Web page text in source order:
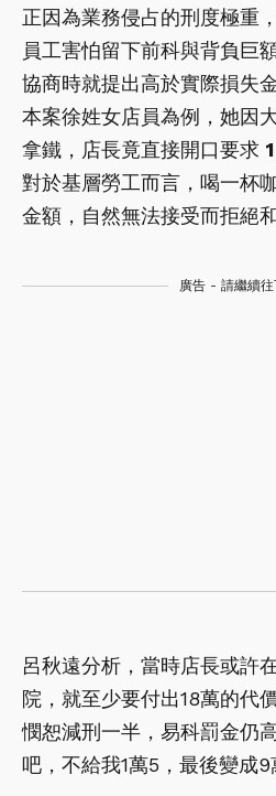
正因為業務侵占的刑度極重
員工害怕留下前科與背負巨
協商時就提出高於實際損失
本案徐姓女店員為例，她因
拿鐵，店長竟直接開口要求
對於基層勞工而言，喝一杯
金額，自然無法接受而拒絕和
廣告 - 請繼續
呂秋遠分析，當時店長或許
院，就至少要付出18萬的代
憫恕減刑一半，易科罰金仍
吧，不給我1萬5，最後變成9